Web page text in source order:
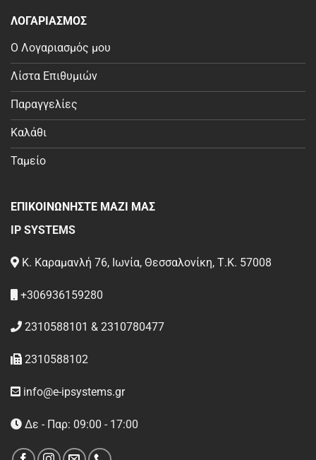
ΛΟΓΑΡΙΑΣΜΟΣ
Ο Λογαριασμός μου
Λίστα Επιθυμιών
Παραγγελίες
Καλάθι
Ταμείο
ΕΠΙΚΟΙΝΩΝΗΣΤΕ ΜΑΖΙ ΜΑΣ
IP SYSTEMS
Κ. Καραμανλή 76, Ιωνία, Θεσσαλονίκη, Τ.Κ. 57008
+306936159280
2310588101 & 2310780477
2310588102
info@e-ipsystems.gr
Δε - Παρ: 09:00 - 17:00